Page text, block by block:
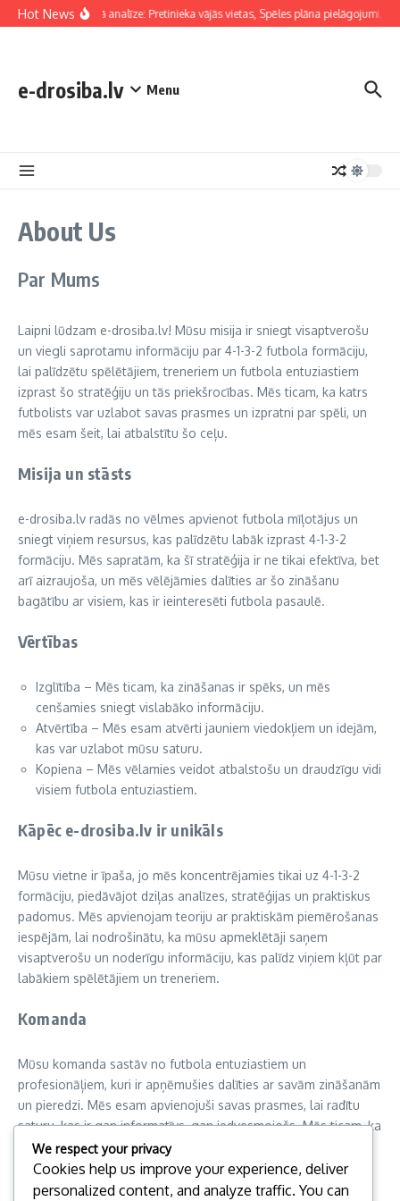
Skip to content
Hot NewsTaktiskā analīze: Pretinieka vājās vietas, Spēles plāna pielāgojumi,
e-drosiba.lv Menu
About Us
Par Mums
Laipni lūdzam e-drosiba.lv! Mūsu misija ir sniegt visaptverošu
un viegli saprotamu informāciju par 4-1-3-2 futbola formāciju,
lai palīdzētu spēlētājiem, treneriem un futbola entuziastiem
izprast šo stratēģiju un tās priekšrocības. Mēs ticam, ka katrs
futbolists var uzlabot savas prasmes un izpratni par spēli, un
mēs esam šeit, lai atbalstītu šo ceļu.
Misija un stāsts
e-drosiba.lv radās no vēlmes apvienot futbola mīļotājus un
sniegt viņiem resursus, kas palīdzētu labāk izprast 4-1-3-2
formāciju. Mēs sapratām, ka šī stratēģija ir ne tikai efektīva, bet
arī aizraujoša, un mēs vēlējāmies dalīties ar šo zināšanu
bagātību ar visiem, kas ir ieinteresēti futbola pasaulē.
Vērtības
Izglītība – Mēs ticam, ka zināšanas ir spēks, un mēs
cenšamies sniegt vislabāko informāciju.
Atvērtība – Mēs esam atvērti jauniem viedokļiem un idejām,
kas var uzlabot mūsu saturu.
Kopiena – Mēs vēlamies veidot atbalstošu un draudzīgu vidi
visiem futbola entuziastiem.
Kāpēc e-drosiba.lv ir unikāls
Mūsu vietne ir īpaša, jo mēs koncentrējamies tikai uz 4-1-3-2
formāciju, piedāvājot dziļas analīzes, stratēģijas un praktiskus
padomus. Mēs apvienojam teoriju ar praktiskām piemērošanas
iespējām, lai nodrošinātu, ka mūsu apmeklētāji saņem
visaptverošu un noderīgu informāciju, kas palīdz viņiem kļūt par
labākiem spēlētājiem un treneriem.
Komanda
Mūsu komanda sastāv no futbola entuziastiem un
profesionāļiem, kuri ir apņēmušies dalīties ar savām zināšanām
un pieredzi. Mēs esam apvienojuši savas prasmes, lai radītu
saturu, kas ir gan informatīvs, gan iedvesmojošs. Mēs ticam, ka
katrs var kļūt par labāku futbolistu, un mēs esam šeit, lai
palīdzētu jums šajā ceļojumā.
We respect your privacy
Cookies help us improve your experience, deliver
personalized content, and analyze traffic. You can